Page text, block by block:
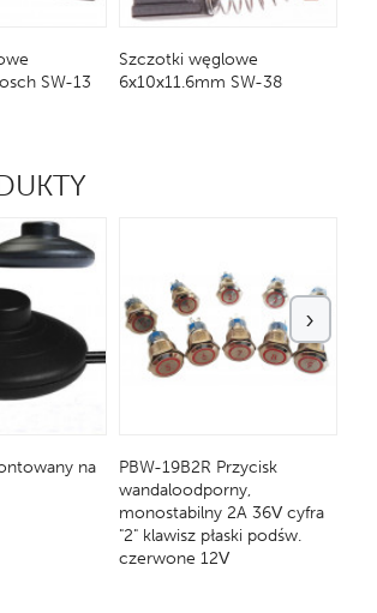
SW-13
Szczotki węglowe
6x10x11.6mm SW-38
na
PBW-19B2R Przycisk
wandaloodporny,
monostabilny 2A 36V cyfra
"2" klawisz płaski podśw.
czerwone 12V
›